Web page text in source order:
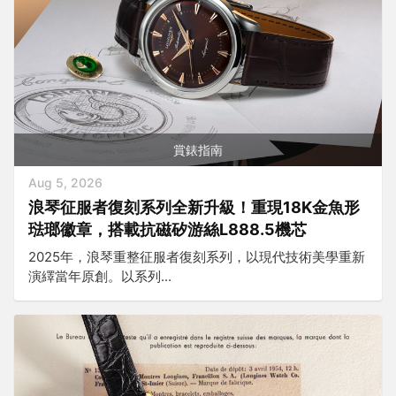
賞錶指南
Aug 5, 2026
浪琴征服者復刻系列全新升級！重現18K金魚形
琺瑯徽章，搭載抗磁矽游絲L888.5機芯
2025年，浪琴重整征服者復刻系列，以現代技術美學重新
演繹當年原創。以系列...